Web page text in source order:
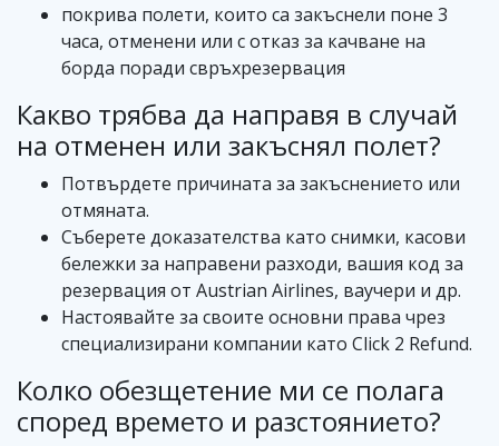
покрива полети, които са закъснели поне 3
часа, отменени или с отказ за качване на
борда поради свръхрезервация
Какво трябва да направя в случай
на отменен или закъснял полет?
Потвърдете причината за закъснението или
отмяната.
Съберете доказателства като снимки, касови
бележки за направени разходи, вашия код за
резервация от Austrian Airlines, ваучери и др.
Настоявайте за своите основни права чрез
специализирани компании като Click 2 Refund.
Колко обезщетение ми се полага
според времето и разстоянието?